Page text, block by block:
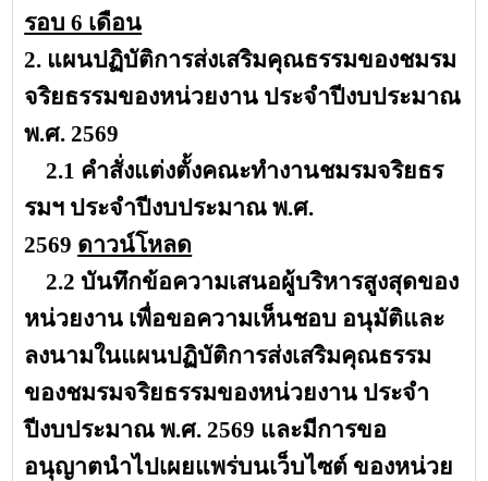
รอบ 6 เดือน
2. แผนปฏิบัติการส่งเสริมคุณธรรมของชมรม
จริยธรรมของหน่วยงาน ประจำปีงบประมาณ
พ.ศ. 2569
2.1 คำสั่งแต่งตั้งคณะทำงานชมรมจริยธร
รมฯ ประจำปีงบประมาณ พ.ศ.
2569 ดาวน์โหลด
2.2 บันทึกข้อความเสนอผู้บริหารสูงสุดของ
หน่วยงาน เพื่อขอความเห็นชอบ อนุมัติและ
ลงนามในแผนปฏิบัติการส่งเสริมคุณธรรม
ของชมรมจริยธรรมของหน่วยงาน ประจำ
ปีงบประมาณ พ.ศ. 2569 และมีการขอ
อนุญาตนำไปเผยแพร่บนเว็บไซต์ ของหน่วย